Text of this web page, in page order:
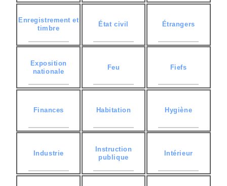
Enregistrement et
timbre
État civil Étrangers
Exposition
nationale
Feu Fiefs
Finances Habitation Hygiène
Industrie
Instruction
publique
Intérieur